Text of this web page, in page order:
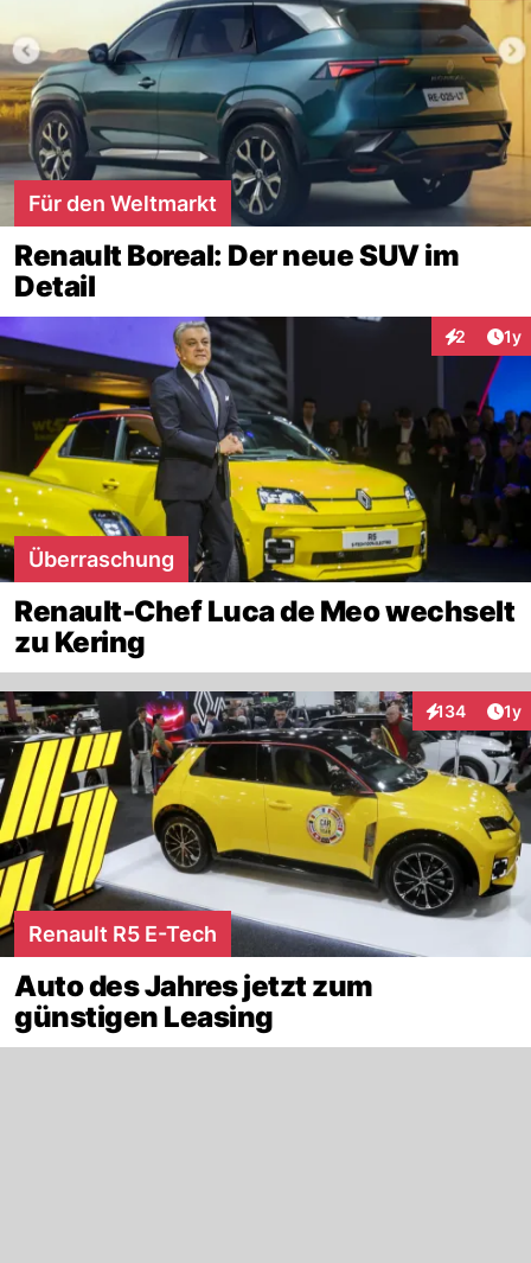
Für den Weltmarkt
Renault Boreal: Der neue SUV im
Detail
2 1y
Überraschung
Renault-Chef Luca de Meo wechselt
zu Kering
134
Interaktionen
1y
Renault R5 E-Tech
Auto des Jahres jetzt zum
günstigen Leasing